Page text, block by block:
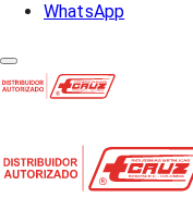
WhatsApp